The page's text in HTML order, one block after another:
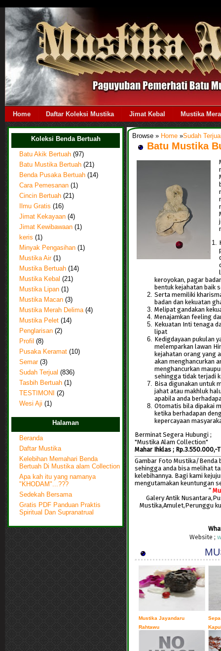
Home Daftar Koleksi Mustika Jimat Kebal Mustika
Koleksi Benda Bertuah
Batu Akik Bertuah (97)
Batu Mustika Bertuah (21)
Benda Pusaka Bertuah (14)
Cara Pemesanan (1)
Cincin Bertuah (21)
Ilmu Gratis (16)
Jimat Kekayaan (4)
Jimat Kewibawaan (1)
keris (1)
Minyak Pengasihan (1)
Mustika Air (1)
Mustika Bertuah (14)
Mustika Kebal (21)
Mustika Lipan (1)
Mustika Macan (3)
Mustika Merah Delima (4)
Mustika Pelet (14)
Penglarisan (2)
Profil (8)
Pusaka Keramat (10)
Semar (3)
Sudah Terjual (836)
Tasbih Bertuah (1)
TESTIMONI
(2)
Wesi Aji (1)
Halaman
Beranda
Daftar Mustika
Kelebihan Memahari Benda
Bertuah Di Mustika alam Collection
Apa kah itu yang namanya
"KHODAM"...???
Sedekah Bersama
Gratis PDF Panduan Praktis
Spiritual Dan Supranatrual
Browse » Home»Sudah
Batu Mustika
keroyokan, pagar
bentuk kejahatan baik
Serta memiliki
badan dan kekuatan
Melipat gandakan
Menajamkan feeling
Kekuatan Inti tenaga
lipat
Kedigdayaan pukulan
melemparkan lawan
kejahatan orang yang
akan menghancurkan
menghancurkan
sehingga tidak terjadi
Bisa digunakan untuk
jahat atau makhluk
apabila anda
Otomatis bila dipakai
ketika berhadapan
kepercayaan
Berminat Segera Hubungi ;
"Mustika Alam Collection"
Mahar Ihklas ; Rp.3.550.000,-
Gambar Foto Mustika/Benda
sehingga anda bisa melihat
kelebihannya. Bagi kami
mengutamakan keuntungan
“
Galery Antik
Mustika,Amulet,Perunggu
Website ;
Mustika Jayandaru
Rahtawu